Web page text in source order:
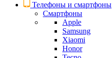
Телефоны и смартфоны
Смартфоны
Apple
Samsung
Xiaomi
Honor